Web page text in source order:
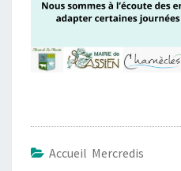
Accueil Mercredis